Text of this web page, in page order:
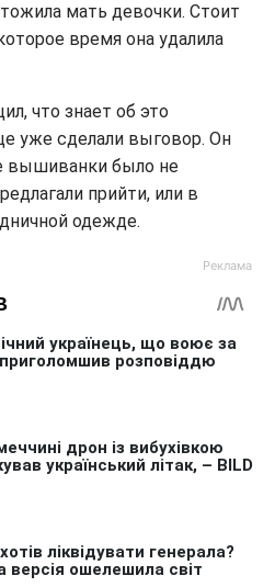
мать девочки. Стоит
время она удалила
что знает об это
уже сделали выговор. Он
вышиванки было не
прийти, или в
одежде.